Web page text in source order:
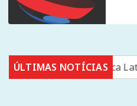
ÚLTIMAS NOTÍCIAS
na América Latina